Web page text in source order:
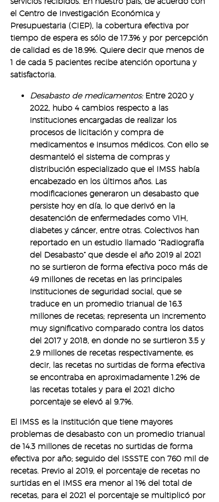
el Centro de Investigación Económica y
Presupuestaria (CIEP), la cobertura efectiva por
tiempo de espera es sólo de 17.3% y por percepción
de calidad es de 18.9%. Quiere decir que menos de
1 de cada 5 pacientes recibe atención oportuna y
satisfactoria.
Desabasto de medicamentos: Entre 2020 y
2022, hubo 4 cambios respecto a las
instituciones encargadas de realizar los
procesos de licitación y compra de
medicamentos e insumos médicos. Con ello se
desmanteló el sistema de compras y
distribución especializado que el IMSS había
encabezado en los últimos años. Las
modificaciones generaron un desabasto que
persiste hoy en día, lo que derivó en la
desatención de enfermedades como VIH,
diabetes y cáncer, entre otras. Colectivos han
reportado en un estudio llamado “Radiografía
del Desabasto” que desde el año 2019 al 2021
no se surtieron de forma efectiva poco más de
49 millones de recetas en las principales
instituciones de seguridad social, que se
traduce en un promedio trianual de 16.3
millones de recetas; representa un incremento
muy significativo comparado contra los datos
del 2017 y 2018, en donde no se surtieron 3.5 y
2.9 millones de recetas respectivamente, es
decir, las recetas no surtidas de forma efectiva
se encontraba en aproximadamente 1.2% de
las recetas totales y para el 2021 dicho
porcentaje se elevó al 9.7%.
El IMSS es la institución que tiene mayores
problemas de desabasto con un promedio trianual
de 14.3 millones de recetas no surtidas de forma
efectiva por año; seguido del ISSSTE con 760 mil de
recetas. Previo al 2019, el porcentaje de recetas no
surtidas en el IMSS era menor al 1% del total de
recetas, para el 2021 el porcentaje se multiplicó por